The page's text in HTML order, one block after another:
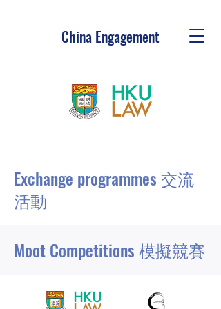
China Engagement
Exchange programmes 交流
活動
Moot Competitions 模擬競賽